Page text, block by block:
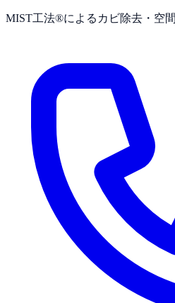
MIST工法®によるカビ除去・空